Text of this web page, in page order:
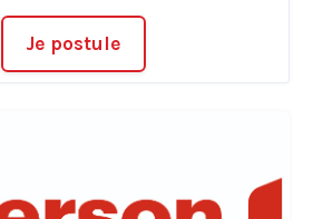
Je postule